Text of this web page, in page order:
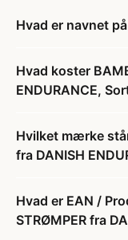
Hvad er navnet
Hvad koster
ENDURANCE,
Hvilket mærke
fra DANISH
Hvad er EAN /
STRØMPER fra